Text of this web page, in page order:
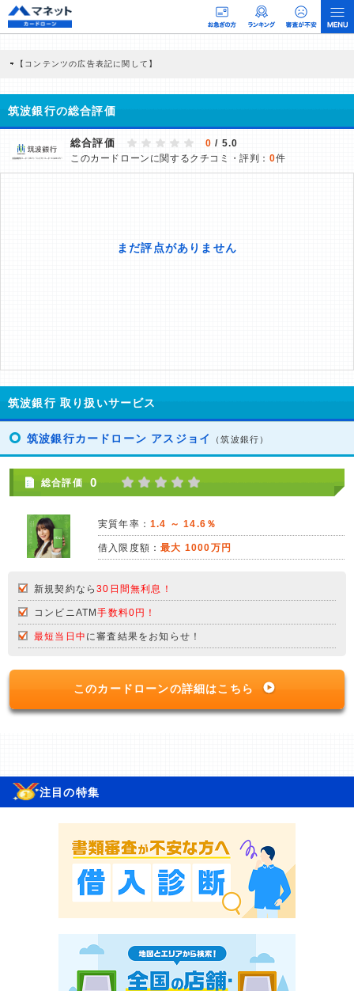
【コンテンツの広告表記に関して】
商品を根拠なくPRするものではなく、当編集部の調査／ユーザーへの口コミ収集な
どに基づき、公平性を担保した情報提供を行っています。
筑波銀行の総合評価
総合評価 0 / 5.0
このカードローンに関するクチコミ・評判： 0件
筑波銀行 取り扱いサービス
筑波銀行カードローン アスジョイ （筑波銀行）
総合評価 0
実質年率： 1.4 ～ 14.6％
借入限度額：最大 1000万円
新規契約なら30日間無利息！
コンビニATM手数料0円！
最短当日中 に審査結果をお知らせ！
このカードローンの詳細はこちら
注目の特集